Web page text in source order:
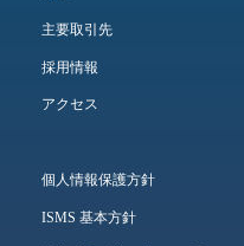
主要取引先
採用情報
アクセス
個人情報保護方針
ISMS 基本方針